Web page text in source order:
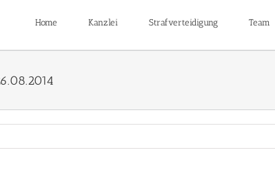
Home Kanzlei Strafverteidigung Team